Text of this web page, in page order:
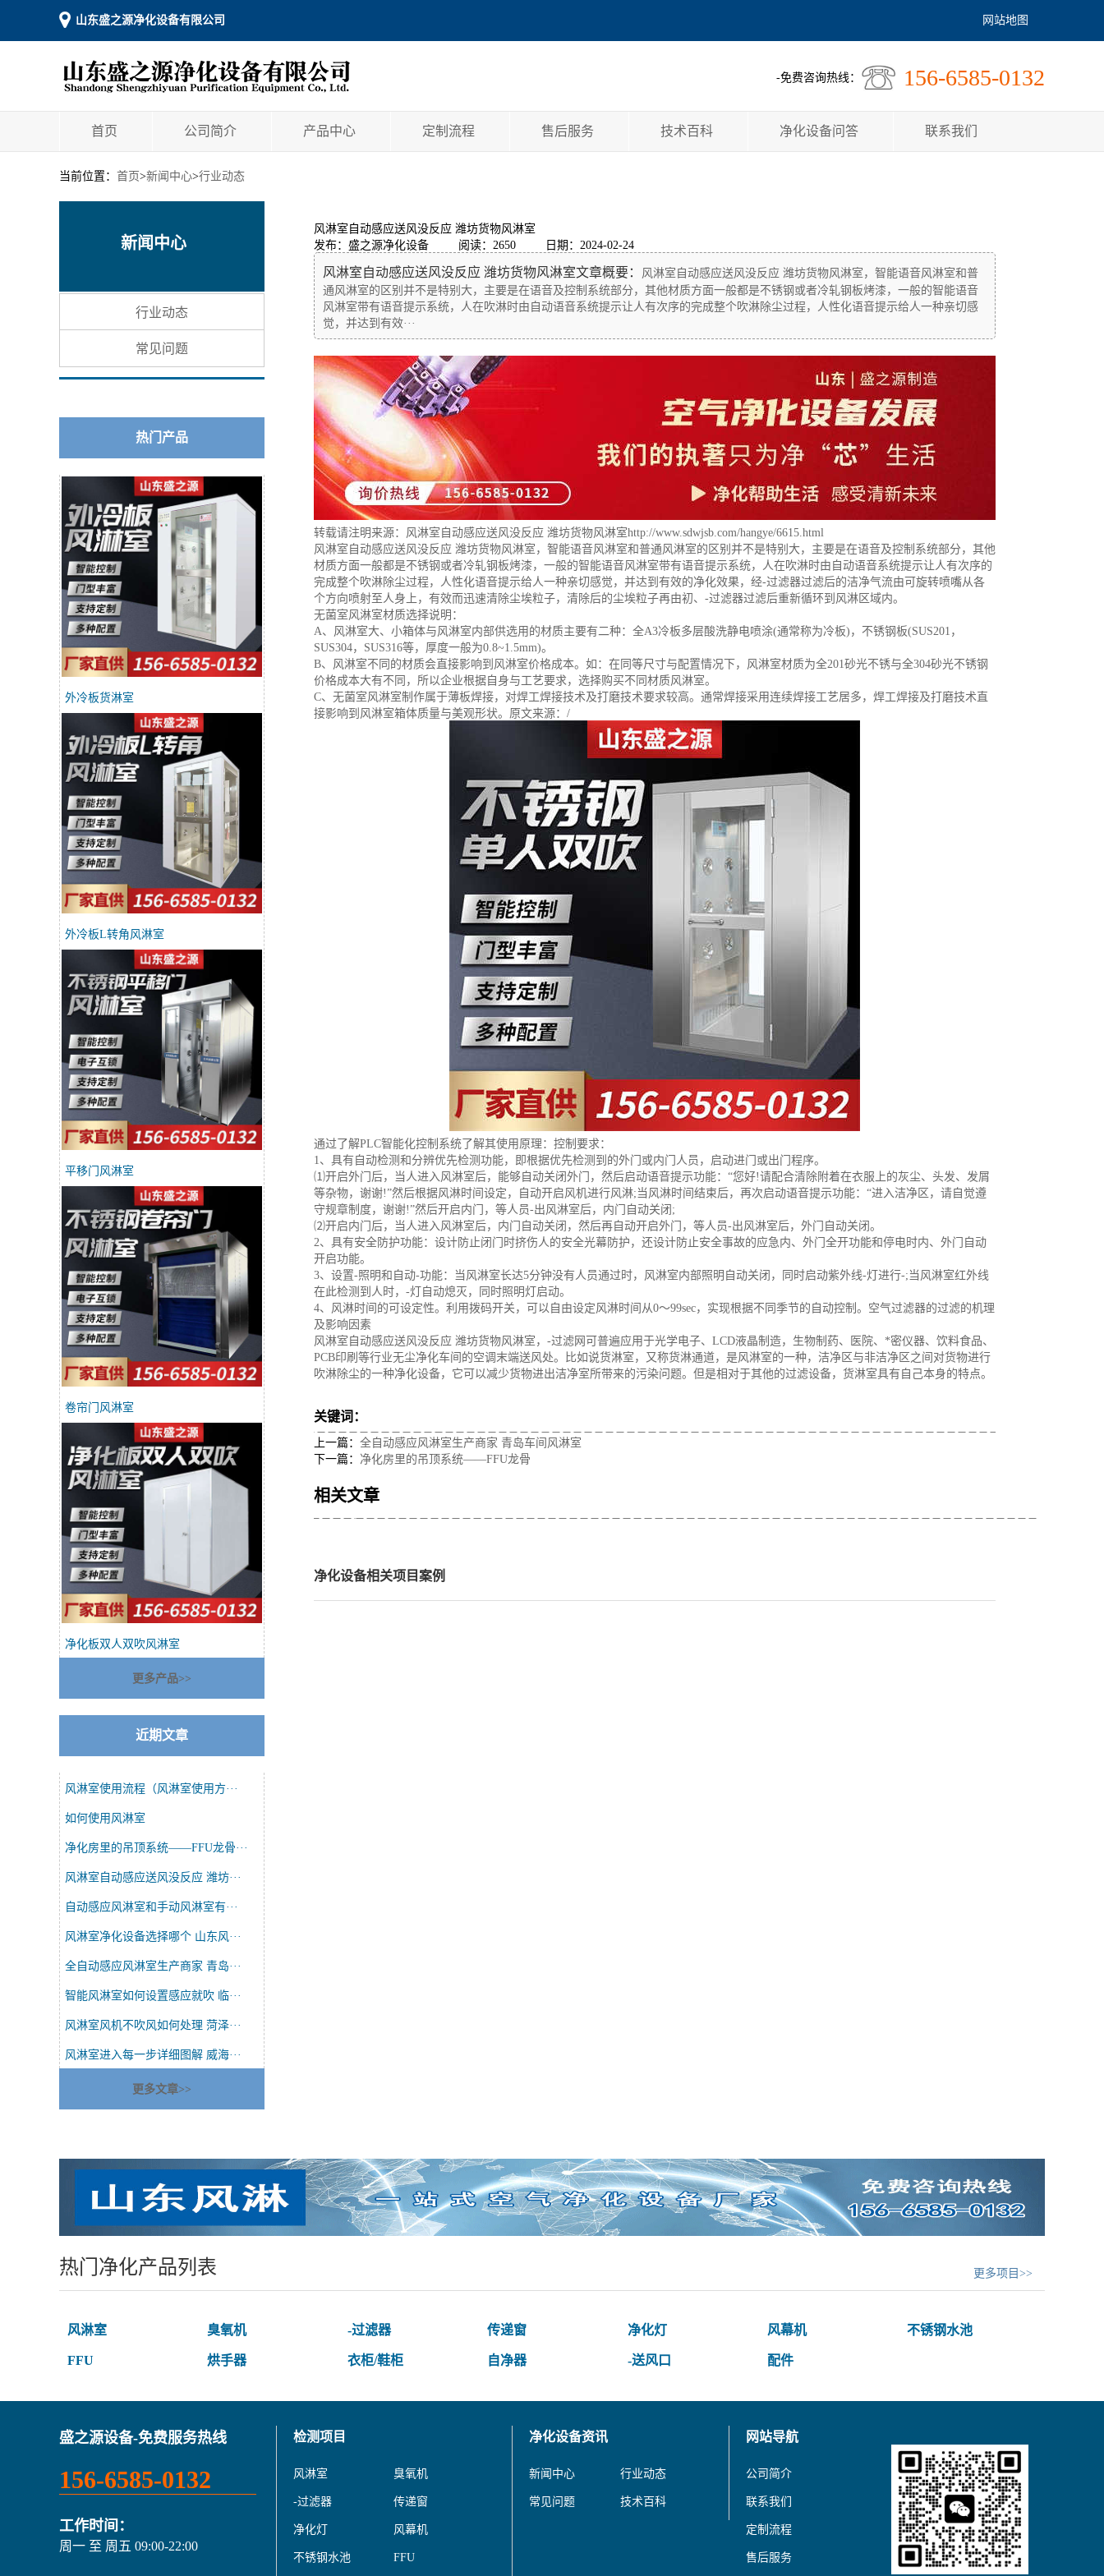
山东盛之源净化设备有限公司 网站地图
-免费咨询热线： 156-6585-0132
首页 公司简介 产品中心 定制流程 售后服务 技术百科 净化设备问答 联系我们
当前位置： 首页>新闻中心>行业动态
新闻中心
行业动态
常见问题
热门产品
外冷板货淋室
外冷板L转角风淋室
平移门风淋室
卷帘门风淋室
净化板双人双吹风淋室
更多产品>>
近期文章
风淋室使用流程（风淋室使用方···
如何使用风淋室
净化房里的吊顶系统——FFU龙骨···
风淋室自动感应送风没反应 潍坊···
自动感应风淋室和手动风淋室有···
风淋室净化设备选择哪个 山东风···
全自动感应风淋室生产商家 青岛···
智能风淋室如何设置感应就吹 临···
风淋室风机不吹风如何处理 菏泽···
风淋室进入每一步详细图解 威海···
更多文章>>
风淋室自动感应送风没反应 潍坊货物风淋室
发布：盛之源净化设备
阅读：2650 日期：2024-02-24
风淋室自动感应送风没反应 潍坊货物风淋室文章概要：
风淋室自动感应送风没反应 潍坊货物风淋室，智能语音风淋室和普
通风淋室的区别并不是特别大，主要是在语音及控制系统部分，其他材质方面一般都是不锈钢或者冷轧钢板烤漆，一般的智能语音
风淋室带有语音提示系统，人在吹淋时由自动语音系统提示让人有次序的完成整个吹淋除尘过程，人性化语音提示给人一种亲切感
觉，并达到有效···
转载请注明来源： 风淋室自动感应送风没反应 潍坊货物风淋室http://www.sdwjsb.com/hangye/6615.html
风淋室自动感应送风没反应 潍坊货物风淋室，智能语音风淋室和普通风淋室的区别并不是特别大，主要是在语音及控制系统部分，其他
材质方面一般都是不锈钢或者冷轧钢板烤漆，一般的智能语音风淋室带有语音提示系统，人在吹淋时由自动语音系统提示让人有次序的
完成整个吹淋除尘过程，人性化语音提示给人一种亲切感觉，并达到有效的净化效果，经-过滤器过滤后的洁净气流由可旋转喷嘴从各
个方向喷射至人身上，有效而迅速清除尘埃粒子，清除后的尘埃粒子再由初、-过滤器过滤后重新循环到风淋区域内。
无菌室风淋室材质选择说明：
A、风淋室大、小箱体与风淋室内部供选用的材质主要有二种：全A3冷板多层酸洗静电喷涂(通常称为冷板)，不锈钢板(SUS201，
SUS304，SUS316等，厚度一般为0.8~1.5mm)。
B、风淋室不同的材质会直接影响到风淋室价格成本。如：在同等尺寸与配置情况下，风淋室材质为全201砂光不锈与全304砂光不锈钢
价格成本大有不同，所以企业根据自身与工艺要求，选择购买不同材质风淋室。
C、无菌室风淋室制作属于薄板焊接，对焊工焊接技术及打磨技术要求较高。通常焊接采用连续焊接工艺居多，焊工焊接及打磨技术直
接影响到风淋室箱体质量与美观形状。原文来源：/
通过了解PLC智能化控制系统了解其使用原理：控制要求：
1、具有自动检测和分辨优先检测功能，即根据优先检测到的外门或内门人员，启动进门或出门程序。
⑴开启外门后，当人进入风淋室后，能够自动关闭外门，然后启动语音提示功能：“您好!请配合清除附着在衣服上的灰尘、头发、发屑
等杂物，谢谢!”然后根据风淋时间设定，自动开启风机进行风淋;当风淋时间结束后，再次启动语音提示功能：“进入洁净区，请自觉遵
守规章制度，谢谢!”然后开启内门，等人员-出风淋室后，内门自动关闭;
⑵开启内门后，当人进入风淋室后，内门自动关闭，然后再自动开启外门，等人员-出风淋室后，外门自动关闭。
2、具有安全防护功能：设计防止闭门时挤伤人的安全光幕防护，还设计防止安全事故的应急内、外门全开功能和停电时内、外门自动
开启功能。
3、设置-照明和自动-功能：当风淋室长达5分钟没有人员通过时，风淋室内部照明自动关闭，同时启动紫外线-灯进行-;当风淋室红外线
在此检测到人时，-灯自动熄灭，同时照明灯启动。
4、风淋时间的可设定性。利用拨码开关，可以自由设定风淋时间从0～99sec，实现根据不同季节的自动控制。空气过滤器的过滤的机理
及影响因素
风淋室自动感应送风没反应 潍坊货物风淋室，-过滤网可普遍应用于光学电子、LCD液晶制造，生物制药、医院、*密仪器、饮料食品、
PCB印刷等行业无尘净化车间的空调末端送风处。比如说货淋室，又称货淋通道，是风淋室的一种，洁净区与非洁净区之间对货物进行
吹淋除尘的一种净化设备，它可以减少货物进出洁净室所带来的污染问题。但是相对于其他的过滤设备，货淋室具有自己本身的特点。
关键词：
上一篇： 全自动感应风淋室生产商家 青岛车间风淋室
下一篇： 净化房里的吊顶系统——FFU龙骨
相关文章
净化设备相关项目案例
热门净化产品列表 更多项目>>
风淋室 臭氧机 -过滤器 传递窗 净化灯 风幕机 不锈钢水池
FFU 烘手器 衣柜/鞋柜 自净器 -送风口 配件
盛之源设备-免费服务热线
156-6585-0132
工作时间：
周一 至 周五 09:00-22:00
检测项目
风淋室 臭氧机
-过滤器 传递窗
净化灯 风幕机
不锈钢水池 FFU
净化设备资讯
新闻中心 行业动态
常见问题 技术百科
网站导航
公司简介
联系我们
定制流程
售后服务